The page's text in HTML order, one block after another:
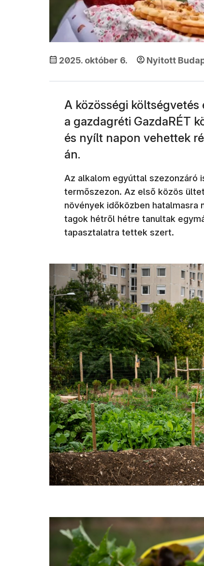
2025. október 6. Nyitott
A közösségi
a gazdagréti GazdaRÉT
és nyílt napon vehettek
án.
Az alkalom egyúttal szezonzáró
termőszezon. Az első közös
növények időközben hatalmasra
tagok hétről hétre tanultak
tapasztalatra tettek szert.